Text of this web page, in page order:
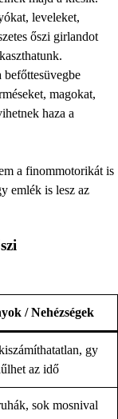
leveleket,
őszi girlandot
befőttesüvegbe
magokat,
haza a
a finommotorikát is
emlék is lesz az
/ Nehézségek
gy
az idő
sok mosnival